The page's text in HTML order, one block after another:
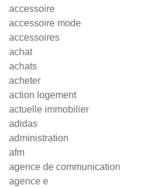
accessoire
accessoire mode
accessoires
achat
achats
acheter
action logement
actuelle immobilier
adidas
administration
afm
agence de communication
agence e